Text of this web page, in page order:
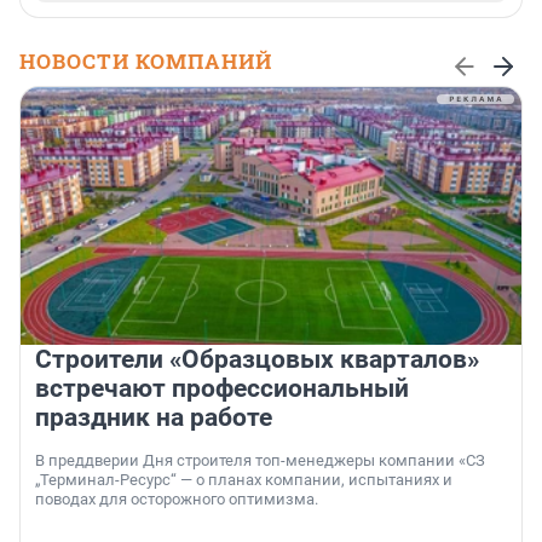
НОВОСТИ КОМПАНИЙ
Строители «Образцовых кварталов»
встречают профессиональный
праздник на работе
В преддверии Дня строителя топ-менеджеры компании «СЗ
„Терминал-Ресурс“ — о планах компании, испытаниях и
поводах для осторожного оптимизма.